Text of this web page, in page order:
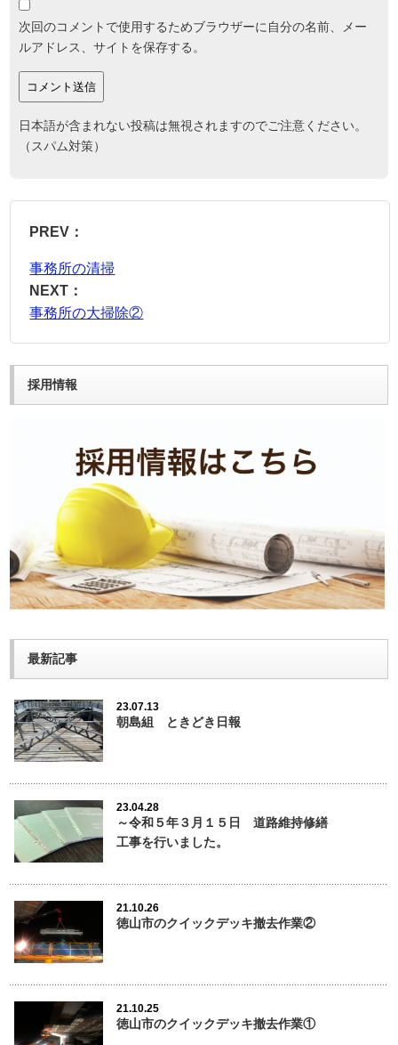
次回のコメントで使用するためブラウザーに自分の名前、メー
ルアドレス、サイトを保存する。
日本語が含まれない投稿は無視されますのでご注意ください。
（スパム対策）
PREV：
事務所の清掃
NEXT：
事務所の大掃除②
採用情報
最新記事
23.07.13
朝島組 ときどき日報
23.04.28
～令和５年３月１５日 道路維持修繕
工事を行いました。
21.10.26
徳山市のクイックデッキ撤去作業②
21.10.25
徳山市のクイックデッキ撤去作業①